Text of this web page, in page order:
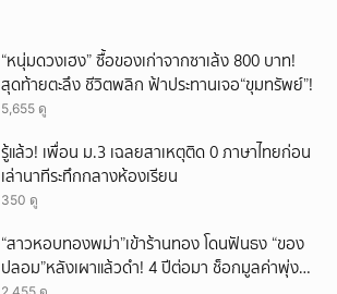
“หนุ่มดวงเฮง” ซื้อของเก่าจากซาเล้ง 800 บาท!
สุดท้ายตะลึง ชีวิตพลิก ฟ้าประทานเจอ“ขุมทรัพย์”!
5,655 ดู
รู้แล้ว! เพื่อน ม.3 เฉลยสาเหตุติด 0 ภาษาไทยก่อน
เล่านาทีระทึกกลางห้องเรียน
350 ดู
“สาวหอบทองพม่า”เข้าร้านทอง โดนฟันธง “ของ
ปลอม”หลังเผาแล้วดำ! 4 ปีต่อมา ช็อกมูลค่าพุ่ง